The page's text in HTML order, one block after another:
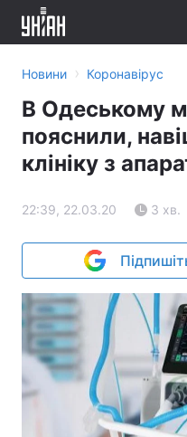
Новини › Коронавірус
В Одеському
пояснили,
клініку з
22:39, 22.03.20 3 хв.